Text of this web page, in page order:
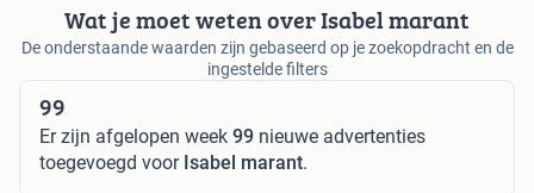
Wat je moet weten over Isabel marant
De onderstaande waarden zijn gebaseerd op je zoekopdracht en de
ingestelde filters
99
Er zijn afgelopen week 99 nieuwe advertenties
toegevoegd voor Isabel marant.